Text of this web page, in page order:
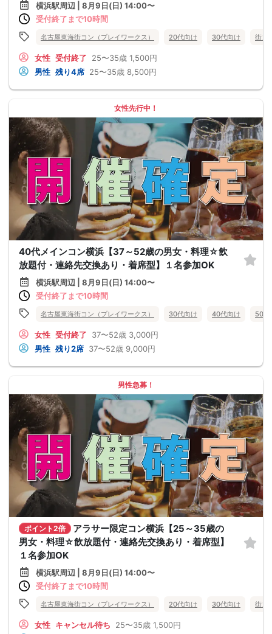
横浜駅周辺 | 8月9日(日) 14:00〜
受付終了まで10時間
名古屋東海街コン（プレイワークス） 20代向け 30代向け 街コ
女性 受付終了 25〜35歳 1,500円
男性 残り4席 25〜35歳 8,500円
女性先行中！
40代メインコン横浜【37～52歳の男女・料理☆飲
放題付・連絡先交換あり・着席型】１名参加OK
横浜駅周辺 | 8月9日(日) 14:00〜
受付終了まで10時間
名古屋東海街コン（プレイワークス） 30代向け 40代向け 50代
女性 受付終了 37〜52歳 3,000円
男性 残り2席 37〜52歳 9,000円
男性急募！
ポイント2倍
アラサー限定コン横浜【25～35歳の
男女・料理☆飲放題付・連絡先交換あり・着席型】
１名参加OK
横浜駅周辺 | 8月9日(日) 14:00〜
受付終了まで10時間
名古屋東海街コン（プレイワークス） 20代向け 30代向け 街コ
女性 キャンセル待ち 25〜35歳 1,500円